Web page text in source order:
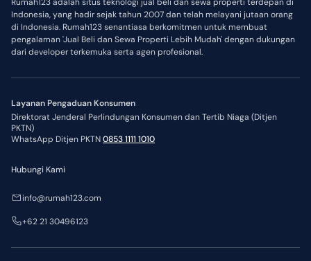
Rumah123 adalah situs teknologi jual beli dan sewa properti terdepan di
Indonesia, yang hadir sejak tahun 2007 dan telah melayani jutaan orang
di Indonesia. Rumah123 senantiasa berkomitmen untuk membuat
pengalaman 'Jual Beli dan Sewa Properti Lebih Mudah' dengan dukungan
dari developer terkemuka serta agen profesional.
Layanan Pengaduan Konsumen
Direktorat Jenderal Perlindungan Konsumen dan Tertib Niaga (Ditjen
PKTN)
WhatsApp Ditjen PKTN0853 1111 1010
Hubungi Kami
info@rumah123.com
+62 21 30496123